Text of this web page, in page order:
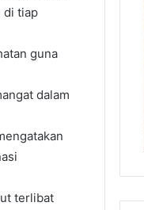
di tiap
guna
dalam
terlibat